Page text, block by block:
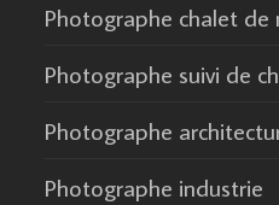
Photographe chalet de
Photographe suivi de
Photographe
Photographe industrie